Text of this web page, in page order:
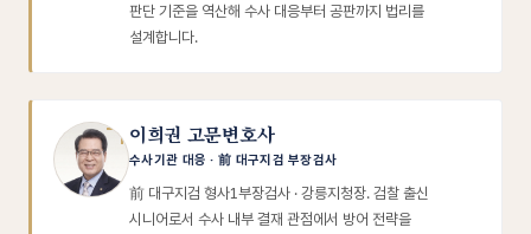
판단 기준을 역산해 수사 대응부터 공판까지 법리를
설계합니다.
이희권 고문변호사
수사기관 대응 · 前 대구지검 부장검사
前 대구지검 형사1부장검사 · 강릉지청장. 검찰 출신
시니어로서 수사 내부 결재 관점에서 방어 전략을